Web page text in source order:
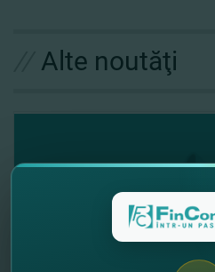
Alte noutăţi